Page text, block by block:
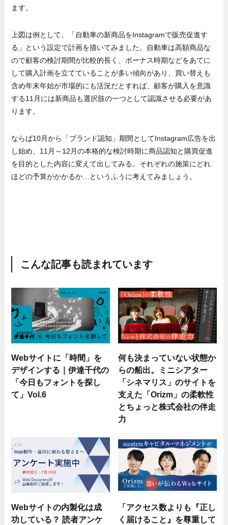
ます。
上図は例として、「自動車の新商品をInstagramで販売促進す
る」という設定で計画を描いてみました。自動車は高額商品な
ので顧客の検討期間が比較的長く、ボーナス時期などをあてに
して購入計画を立てていることが多い傾向があり、買い替えも
含め年末年始が市場的にも活況だとすれば、顧客が購入を意識
する11月には新商品も選択肢の一つとして認識させる必要があ
ります。
ならば10月から「ブランド認知」期間としてInstagram広告を出
し始め、11月～12月の本格的な検討時期に商品認知と購買促進
を目的とした内容に変えて出してみる。それぞれの施策にどれ
ほどの予算がかかるか…というふうに考えてみましょう。
こんな記事も読まれています
Webサイトに「時間」を
デザインする｜伊達千代の
「今日もフォントを探し
て」Vol.6
何も決まっていない状態か
らの船出。ミニシアター
「シネマリス」のサイトを
支えた「Orizm」の柔軟性
とちょっと株式会社の伴走
力
Webサイトの内製化は成
功している？ 読者アンケ
「アクセス数よりも『正し
く届けること』を尊重して